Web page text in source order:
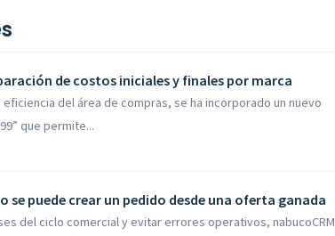
de costos iniciales y finales por marca
del área de compras, se ha incorporado un nuevo
que permite...
se puede crear un pedido desde una oferta ganada
del ciclo comercial y evitar errores operativos, nabucoCRM